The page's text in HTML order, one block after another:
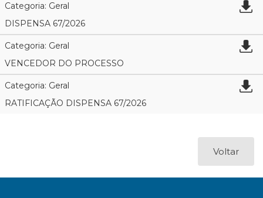
Categoria: Geral
DISPENSA 67/2026
Categoria: Geral
VENCEDOR DO PROCESSO
Categoria: Geral
RATIFICAÇÃO DISPENSA 67/2026
Voltar